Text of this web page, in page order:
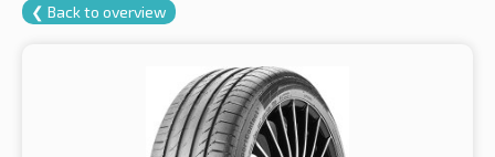
❮ Back to overview